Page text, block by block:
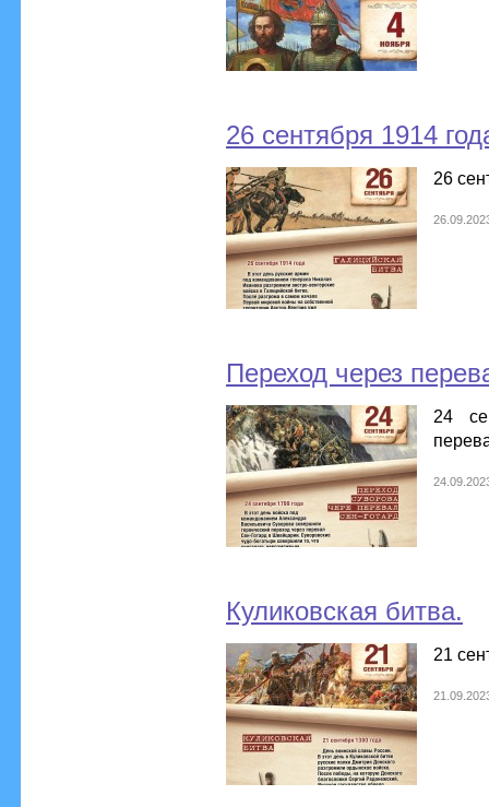
26 сентября 1914
26
Переход через
24
Куликовская битва.
21